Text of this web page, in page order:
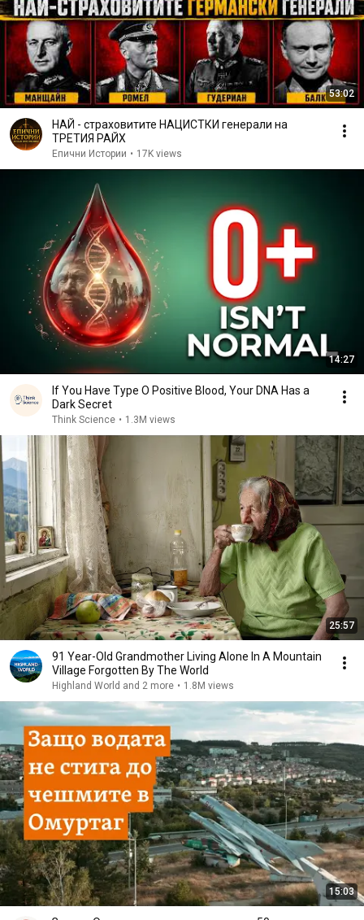
53:02
НАЙ - страховитите НАЦИСТКИ генерали на
ТРЕТИЯ РАЙХ
Епични Истории • 17K views
14:27
If You Have Type O Positive Blood, Your DNA Has a
Dark Secret
Think Science • 1.3M views
25:57
91 Year-Old Grandmother Living Alone In A Mountain
Village Forgotten By The World
Highland World and 2 more • 1.8M views
15:03